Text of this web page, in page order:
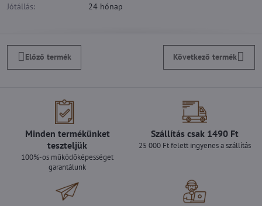
Jótállás: 24 hónap
Előző termék Következő termék
Minden termékünket
teszteljük
100%-os működőképességet
garantálunk
Szállítás csak 1490 Ft
25 000 Ft felett ingyenes a szállítás